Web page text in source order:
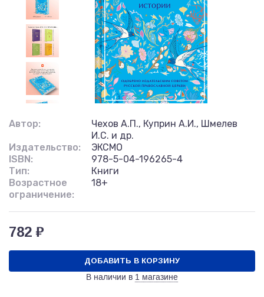
Автор:
Чехов А.П., Куприн А.И., Шмелев
И.С. и др.
Издательство:
ЭКСМО
ISBN:
978-5-04-196265-4
Тип:
Книги
Возрастное
ограничение:
18+
782 ₽
ДОБАВИТЬ В КОРЗИНУ
В наличии в 1 магазине